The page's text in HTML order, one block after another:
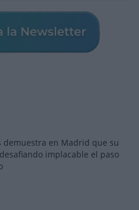
demuestra en Madrid que su
implacable el paso